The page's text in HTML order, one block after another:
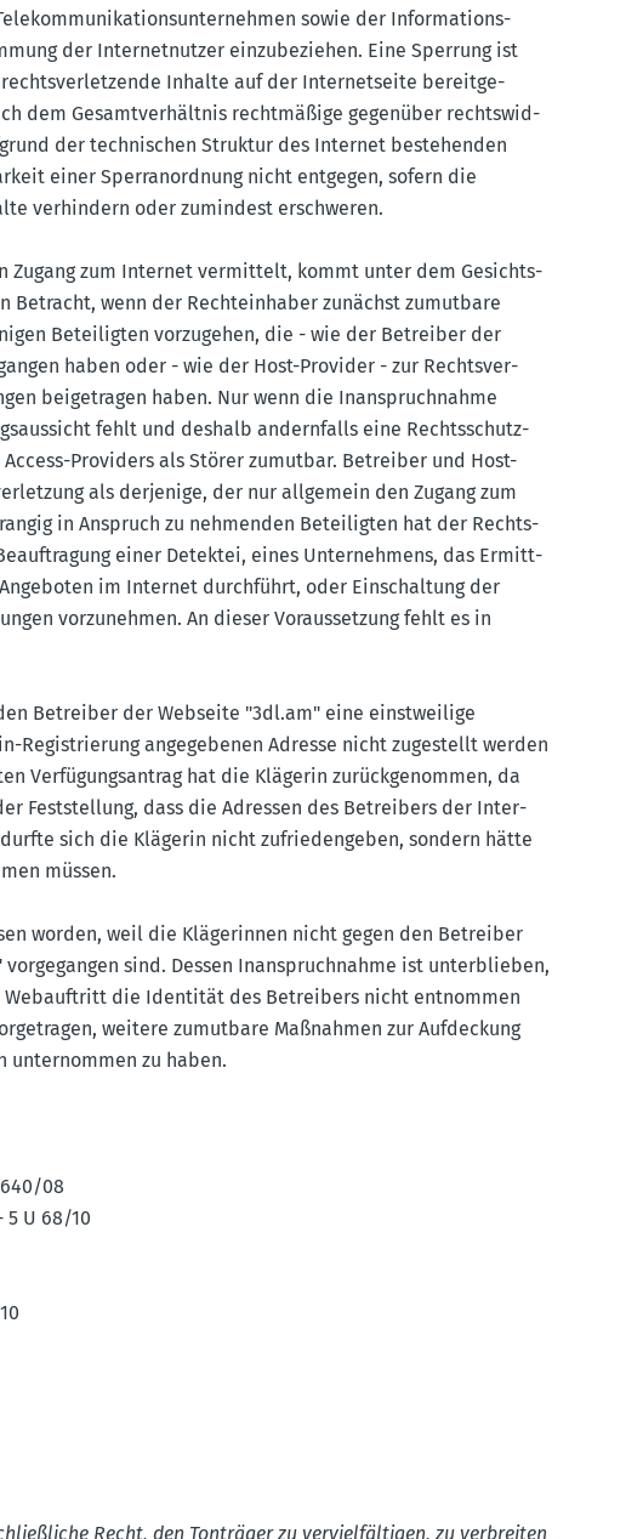
sowie der Infor­ma­ti­ons­
der Inter­net­nutzer einzu­be­ziehen. Eine Sperrung ist
Inhalte auf der Inter­net­seite bereit­ge­
dem Gesamt­ver­hältnis recht­mäßige gegenüber rechts­wid­
der techni­schen Struktur des Internet bestehenden
einer Sperr­an­ordnung nicht entgegen, sofern die
verhindern oder zumindest erschweren.
Zugang zum Internet vermittelt, kommt unter dem Gesichts­
wenn der Rechte­inhaber zunächst zumutbare
Betei­ligten vorzu­gehen, die - wie der Betreiber der
haben oder - wie der Host-Provider - zur Rechts­ver­
beige­tragen haben. Nur wenn die Inanspruch­nahme
fehlt und deshalb andern­falls eine Rechts­schutz­
Providers als Störer zumutbar. Betreiber und Host-
als derjenige, der nur allgemein den Zugang zum
in Anspruch zu nehmenden Betei­ligten hat der Rechts­
einer Detektei, eines Unter­nehmens, das Ermitt­
im Internet durch­führt, oder Einschaltung der
vorzu­nehmen. An dieser Voraus­setzung fehlt es in
Betreiber der Webseite "3dl.​am" eine einst­weilige
Regis­trierung angege­benen Adresse nicht zugestellt werden
Verfü­gungs­antrag hat die Klägerin zurück­ge­nommen, da
Feststellung, dass die Adressen des Betreibers der Inter­
sich die Klägerin nicht zufrie­den­geben, sondern hätte
müssen.
worden, weil die Kläge­rinnen nicht gegen den Betreiber
sind. Dessen Inanspruch­nahme ist unter­blieben,
Webauf­tritt die Identität des Betreibers nicht entnommen
weitere zumutbare Maßnahmen zur Aufde­ckung
zu haben.
640/08
5 U 68/10
Recht, den Tonträger zu verviel­fäl­tigen, zu verbreiten